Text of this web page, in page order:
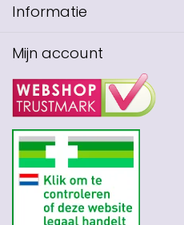
Informatie
Mijn account